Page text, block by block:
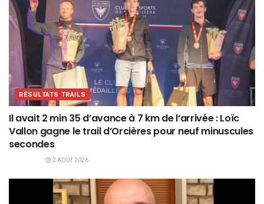
RÉSULTATS TRAILS
Il avait 2 min 35 d’avance à 7 km de l’arrivée : Loïc
Vallon gagne le trail d’Orcières pour neuf minuscules
secondes
2 AOÛT 2026